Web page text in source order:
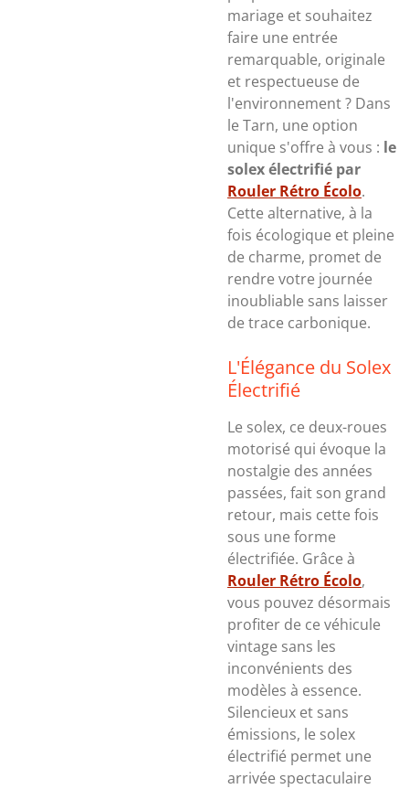
mariage et souhaitez
faire une entrée
remarquable, originale
et respectueuse de
l'environnement ? Dans
le Tarn, une option
unique s'offre à vous : le
solex électrifié par
Rouler Rétro Écolo.
Cette alternative, à la
fois écologique et pleine
de charme, promet de
rendre votre journée
inoubliable sans laisser
de trace carbonique.
L'Élégance du Solex
Électrifié
Le solex, ce deux-roues
motorisé qui évoque la
nostalgie des années
passées, fait son grand
retour, mais cette fois
sous une forme
électrifiée. Grâce à
Rouler Rétro Écolo,
vous pouvez désormais
profiter de ce véhicule
vintage sans les
inconvénients des
modèles à essence.
Silencieux et sans
émissions, le solex
électrifié permet une
arrivée spectaculaire